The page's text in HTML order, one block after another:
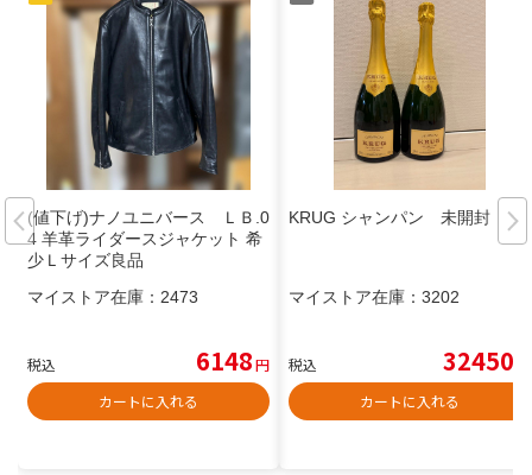
(値下げ)ナノユニバース ＬＢ.0
4 羊革ライダースジャケット 希
少Ｌサイズ良品
マイストア在庫： 2473
税込 6148円
カートに入れる
KRUG シャンパン 未開封
マイストア在庫： 3202
税込 32450
カートに入れる